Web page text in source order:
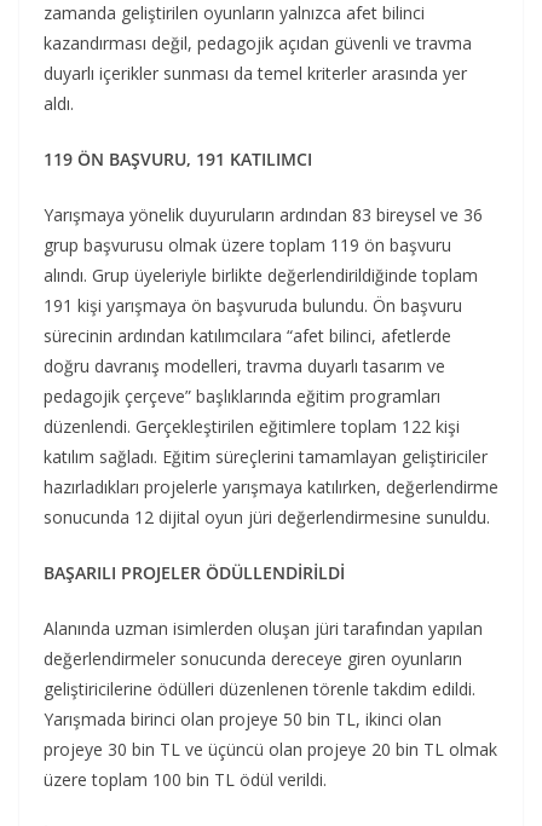
zamanda geliştirilen oyunların yalnızca afet bilinci
kazandırması değil, pedagojik açıdan güvenli ve travma
duyarlı içerikler sunması da temel kriterler arasında yer
aldı.
119 ÖN BAŞVURU, 191 KATILIMCI
Yarışmaya yönelik duyuruların ardından 83 bireysel ve 36
grup başvurusu olmak üzere toplam 119 ön başvuru
alındı. Grup üyeleriyle birlikte değerlendirildiğinde toplam
191 kişi yarışmaya ön başvuruda bulundu. Ön başvuru
sürecinin ardından katılımcılara “afet bilinci, afetlerde
doğru davranış modelleri, travma duyarlı tasarım ve
pedagojik çerçeve” başlıklarında eğitim programları
düzenlendi. Gerçekleştirilen eğitimlere toplam 122 kişi
katılım sağladı. Eğitim süreçlerini tamamlayan geliştiriciler
hazırladıkları projelerle yarışmaya katılırken, değerlendirme
sonucunda 12 dijital oyun jüri değerlendirmesine sunuldu.
BAŞARILI PROJELER ÖDÜLLENDİRİLDİ
Alanında uzman isimlerden oluşan jüri tarafından yapılan
değerlendirmeler sonucunda dereceye giren oyunların
geliştiricilerine ödülleri düzenlenen törenle takdim edildi.
Yarışmada birinci olan projeye 50 bin TL, ikinci olan
projeye 30 bin TL ve üçüncü olan projeye 20 bin TL olmak
üzere toplam 100 bin TL ödül verildi.